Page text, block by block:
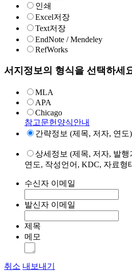
인쇄
Excel저장
Text저장
EndNote / Mendeley
RefWorks
서지정보의 형식을 선택하세
MLA
APA
Chicago
참고문헌양식안내
간략정보 (제목, 저자, 연도)
상세정보 (제목, 저자, 발
연도, 작성언어, KDC, 자료형
수신자 이메일
발신자 이메일
제목
메모
취소 내보내기